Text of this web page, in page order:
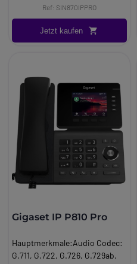
Ref: SIN870IPPRO
Jetzt kaufen
Gigaset IP P810 Pro
Hauptmerkmale:Audio Codec:
G.711, G.722, G.726, G.729ab,